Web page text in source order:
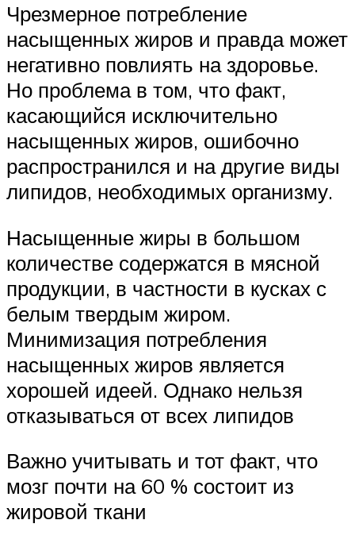
Чрезмерное потребление
насыщенных жиров и правда может
негативно повлиять на здоровье.
Но проблема в том, что факт,
касающийся исключительно
насыщенных жиров, ошибочно
распространился и на другие виды
липидов, необходимых организму.
Насыщенные жиры в большом
количестве содержатся в мясной
продукции, в частности в кусках с
белым твердым жиром.
Минимизация потребления
насыщенных жиров является
хорошей идеей. Однако нельзя
отказываться от всех липидов
Важно учитывать и тот факт, что
мозг почти на 60 % состоит из
жировой ткани